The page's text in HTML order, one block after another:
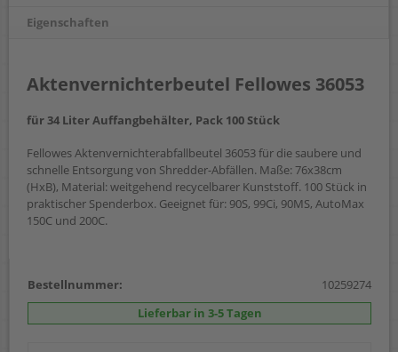
Eigenschaften
Aktenvernichterbeutel Fellowes 36053
für 34 Liter Auffangbehälter, Pack 100 Stück
Fellowes Aktenvernichterabfallbeutel 36053 für die saubere und
schnelle Entsorgung von Shredder-Abfällen. Maße: 76x38cm
(HxB), Material: weitgehend recycelbarer Kunststoff. 100 Stück in
praktischer Spenderbox. Geeignet für: 90S, 99Ci, 90MS, AutoMax
150C und 200C.
Bestellnummer:
10259274
Lieferbar in 3-5 Tagen